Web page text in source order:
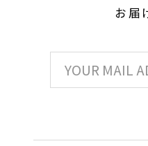
お届